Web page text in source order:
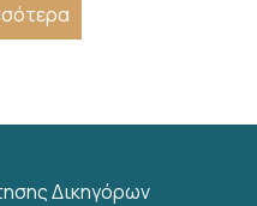
Δικηγόρων